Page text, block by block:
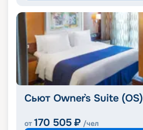
Сьют Owner`s Suite (OS)
от 170 505 ₽ /чел